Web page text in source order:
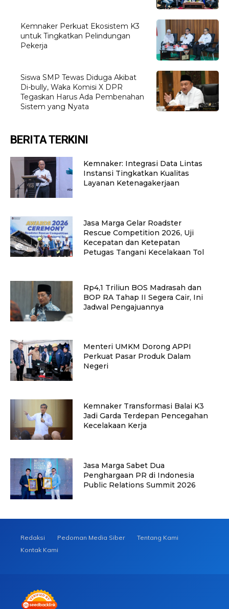
Kemnaker Perkuat Ekosistem K3
untuk Tingkatkan Pelindungan
Pekerja
Siswa SMP Tewas Diduga Akibat
Di-bully, Waka Komisi X DPR
Tegaskan Harus Ada Pembenahan
Sistem yang Nyata
BERITA TERKINI
Kemnaker: Integrasi Data Lintas
Instansi Tingkatkan Kualitas
Layanan Ketenagakerjaan
Jasa Marga Gelar Roadster
Rescue Competition 2026, Uji
Kecepatan dan Ketepatan
Petugas Tangani Kecelakaan Tol
Rp4,1 Triliun BOS Madrasah dan
BOP RA Tahap II Segera Cair, Ini
Jadwal Pengajuannya
Menteri UMKM Dorong APPI
Perkuat Pasar Produk Dalam
Negeri
Kemnaker Transformasi Balai K3
Jadi Garda Terdepan Pencegahan
Kecelakaan Kerja
Jasa Marga Sabet Dua
Penghargaan PR di Indonesia
Public Relations Summit 2026
Redaksi Pedoman Media Siber
Tentang Kami
Kontak Kami